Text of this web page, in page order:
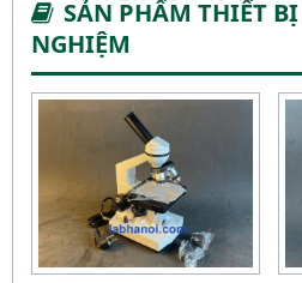
SẢN PHẨM THIẾT
NGHIỆM